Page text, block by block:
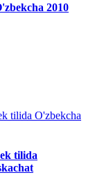
2010
tilida